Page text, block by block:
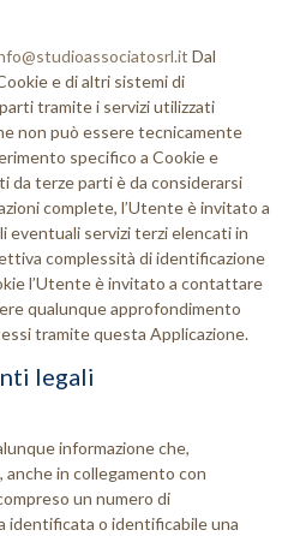
Dal
e di altri sistemi di
tramite i servizi utilizzati
non può essere tecnicamente
specifico a Cookie e
da terze parti è da considerarsi
complete, l’Utente è invitato a
eventuali servizi terzi elencati in
complessità di identificazione
l’Utente è invitato a contattare
qualunque approfondimento
tramite questa Applicazione.
legali
informazione che,
in collegamento con
un numero di
identificata o identificabile una